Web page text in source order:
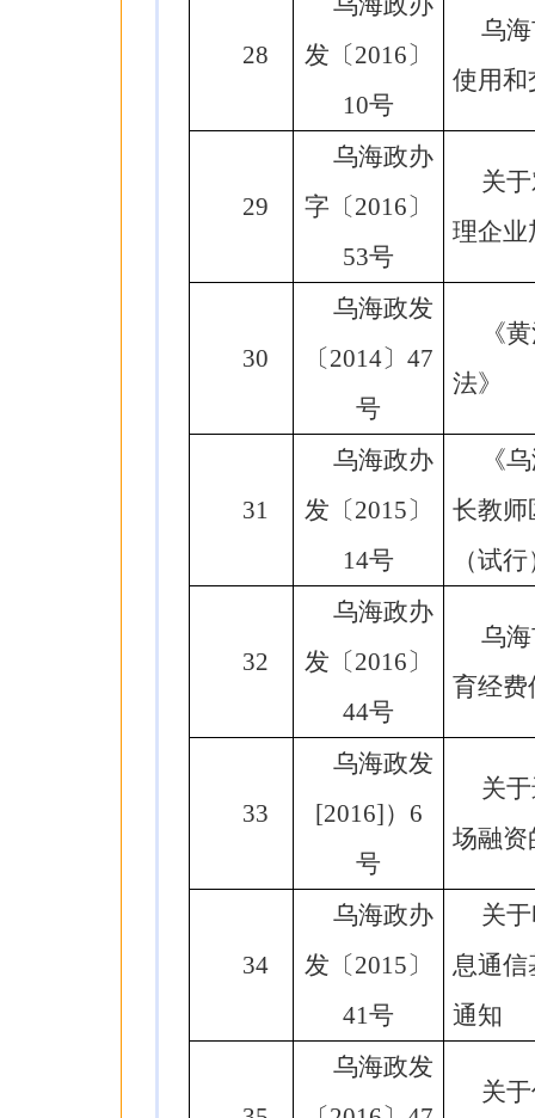
28
发〔2016〕
10号
乌
使用和
29
乌海政办
字〔2016〕
53号
关
理企业
30
乌海政发
〔2014〕47
号
《
法》
31
乌海政办
发〔2015〕
14号
《
长教师
（试
32
乌海政办
发〔2016〕
44号
乌
育经费
33
乌海政发
[2016]）6
号
关
场融资
34
乌海政办
发〔2015〕
41号
关
息通
通知
乌海政发
关